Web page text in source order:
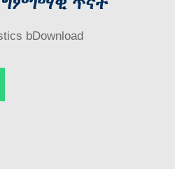
bDownload